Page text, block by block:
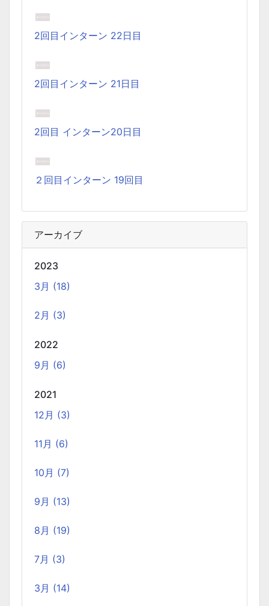
Docker Desktop を使わずに、Mac で x86 の Docker イメ
ージのビルドをする手順を書いています。Colima と
2025-03-21
議の開始前にリマインダーを設定しておくと、とても便利
も、仕事に没頭してしまい、他の業務や会議の開始時間を
過ぎてしまうことがあります。そんな経験がある方には、
この機能が非常に役立つと思います。
Laravelを使って簡単にReactを開発できる環境を作
2025-03-18
はPython（Django）＋React（TypeScript）で挫折した
が、今回は得意なPHP（Laravel）をバックエンドにするこ
コストで構築し、トラブル時の原因特定を容易にすること
を目的としています。
ホーリンラブブックスのリニューアルした時の話
ラブブックスがあります。
2024年のTORICOの社内勉強会の内容
を行っています。 2024年に開催した技術勉強会の内容を紹
2回目インターン 22日目
2回目インターン 21日目
2回目 インターン20日目
２回目インターン 19回目
アーカイブ
2023
3月 (18)
2月 (3)
2022
9月 (6)
2021
12月 (3)
11月 (6)
10月 (7)
9月 (13)
8月 (19)
7月 (3)
3月 (14)